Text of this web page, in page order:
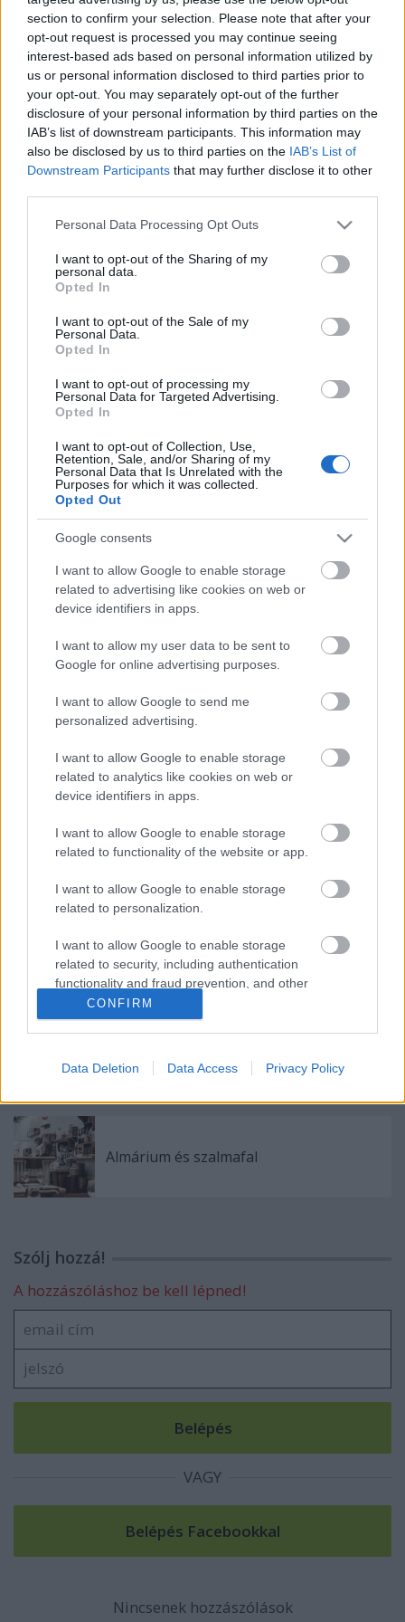
section to confirm your selection. Please note that after your
opt-out request is processed you may continue seeing
interest-based ads based on personal information utilized by
us or personal information disclosed to third parties prior to
your opt-out. You may separately opt-out of the further
disclosure of your personal information by third parties on the
IAB’s list of downstream participants. This information may
also be disclosed by us to third parties on the IAB’s List of
Downstream Participants that may further disclose it to other
Please note that this website/app uses one or more Google
not limited to your visit or usage behaviour. You may click to
grant or deny consent to Google and its third-party tags to
use your data for below specified purposes in below Google
consent section.
Personal Data Processing Opt Outs
I want to opt-out of the Sharing of my
personal data.
Opted In
I want to opt-out of the Sale of my
Personal Data.
Opted In
I want to opt-out of processing my
Personal Data for Targeted Advertising.
Opted In
I want to opt-out of Collection, Use,
Retention, Sale, and/or Sharing of my
Personal Data that Is Unrelated with the
Purposes for which it was collected.
Opted Out
Google consents
I want to allow Google to enable storage
related to advertising like cookies on web or
device identifiers in apps.
I want to allow my user data to be sent to
Google for online advertising purposes.
I want to allow Google to send me
personalized advertising.
I want to allow Google to enable storage
related to analytics like cookies on web or
device identifiers in apps.
I want to allow Google to enable storage
related to functionality of the website or app.
I want to allow Google to enable storage
related to personalization.
I want to allow Google to enable storage
related to security, including authentication
functionality and fraud prevention, and other
user protection.
CONFIRM
Data Deletion Data Access Privacy Policy
bedarálta az ő életüket is: a szülei tavasszal
elveteményeztek a családnak, és nyáron már a téesznek
arattak. Edit mesélt egy családi fényképről, amin az
Édesapja, az Édesanyja és a legfiatalabb nővére szedik
a termést a téesznek. A képen a valaha nagydarab
Édesapja csontsovány volt, felemésztette az
államosítás. Később azért, hogy Edit Édesanyját – aki
egy apró, törékeny, szelíd asszony volt – kímélje és a
földhöz is közel maradhasson, Édesapja belépett a
nekik is van kedvenc piacuk és termelőjük. Ami
pedig még jobb, hogy meg is osztják velünk, hogy
szerzőjének, Ancsának kedvenc termelőjét és Edit
élettörténetét!
Csatlakozz te is aFogj kezet a termelővel!
kampányunkhoz,
és írd meg nekünk, ki a kedvenc termelőd - akkor is,
ha nem vagy blogger!
Fotó: Turi Anikó
Címkék:piac friss zöldség magyar termék helyi
vásárcsarnok
őstermelő termelő szezonális cafeblog fogj kezet a
termelővel rizsázzunk
Ajánlott bejegyzések:
Ezekre figyelj, ha ételt rendelsz a vírus
idején!
Immunrendszert támogató hazai
alapanyagok
Kevesebb hússal is boldog az élet | 2.
rész
aminek nem csak a neve zöld
Almárium és szalmafal
Szólj hozzá!
A hozzászóláshoz be kell lépned!
VAGY
Nincsenek hozzászólások